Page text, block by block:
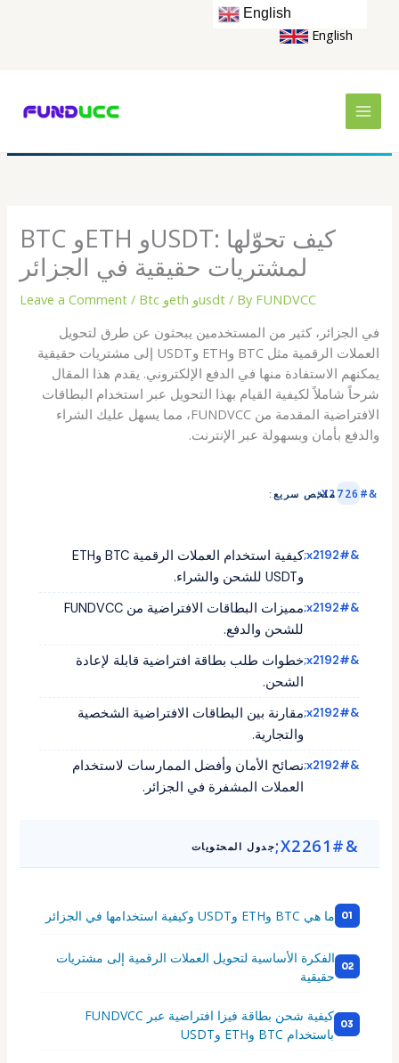
English
BTC وETH وUSDT: كيف تحوّلها
لمشتريات حقيقية في الجزائر
Leave a Comment / Btc وeth وusdt / By FUNDVCC
في الجزائر، كثير من المستخدمين يبحثون عن طرق لتحويل
العملات الرقمية مثل BTC وETH وUSDT إلى مشتريات حقيقية
يمكنهم الاستفادة منها في الدفع الإلكتروني. يقدم هذا المقال
شرحاً شاملاً لكيفية القيام بهذا التحويل عبر استخدام البطاقات
الافتراضية المقدمة من FUNDVCC، مما يسهل عليك الشراء
والدفع بأمان وبسهولة عبر الإنترنت.
ملخص سريع:
كيفية استخدام العملات الرقمية BTC وETH
وUSDT للشحن والشراء.
مميزات البطاقات الافتراضية من FUNDVCC
للشحن والدفع.
خطوات طلب بطاقة افتراضية قابلة لإعادة
الشحن.
مقارنة بين البطاقات الافتراضية الشخصية
والتجارية.
نصائح الأمان وأفضل الممارسات لاستخدام
العملات المشفرة في الجزائر.
جدول المحتويات
ما هي BTC وETH وUSDT وكيفية استخدامها في الجزائر
الفكرة الأساسية لتحويل العملات الرقمية إلى مشتريات
حقيقية
كيفية شحن بطاقة فيزا افتراضية عبر FUNDVCC
باستخدام BTC وETH وUSDT
English